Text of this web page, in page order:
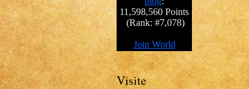
Visite